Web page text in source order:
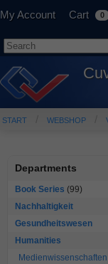
My Account Cart 0
START WEBSHOP
Departments
Book Series (99)
Nachhaltigkeit
Gesundheitswesen
Humanities
Medienwissenschaften